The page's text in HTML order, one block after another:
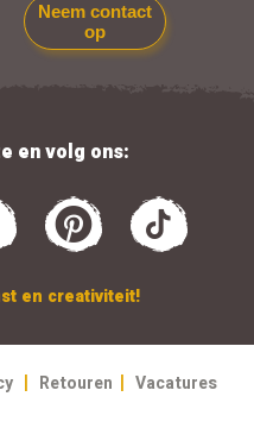
Neem contact
op
en volg ons:
en creativiteit!
| Retouren | Vacatures